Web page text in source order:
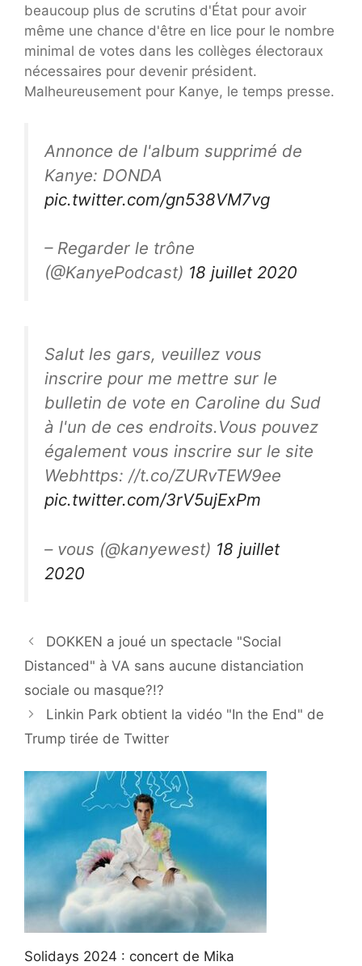
beaucoup plus de scrutins d'État pour avoir
même une chance d'être en lice pour le nombre
minimal de votes dans les collèges électoraux
nécessaires pour devenir président.
Malheureusement pour Kanye, le temps presse.
Annonce de l'album supprimé de
Kanye: DONDA
pic.twitter.com/gn538VM7vg
– Regarder le trône
(@KanyePodcast) 18 juillet 2020
Salut les gars, veuillez vous
inscrire pour me mettre sur le
bulletin de vote en Caroline du Sud
à l'un de ces endroits.Vous pouvez
également vous inscrire sur le site
Webhttps: //t.co/ZURvTEW9ee
pic.twitter.com/3rV5ujExPm
– vous (@kanyewest) 18 juillet
2020
DOKKEN a joué un spectacle "Social
Distanced" à VA sans aucune distanciation
sociale ou masque?!?
Linkin Park obtient la vidéo "In the End" de
Trump tirée de Twitter
Solidays 2024 : concert de Mika